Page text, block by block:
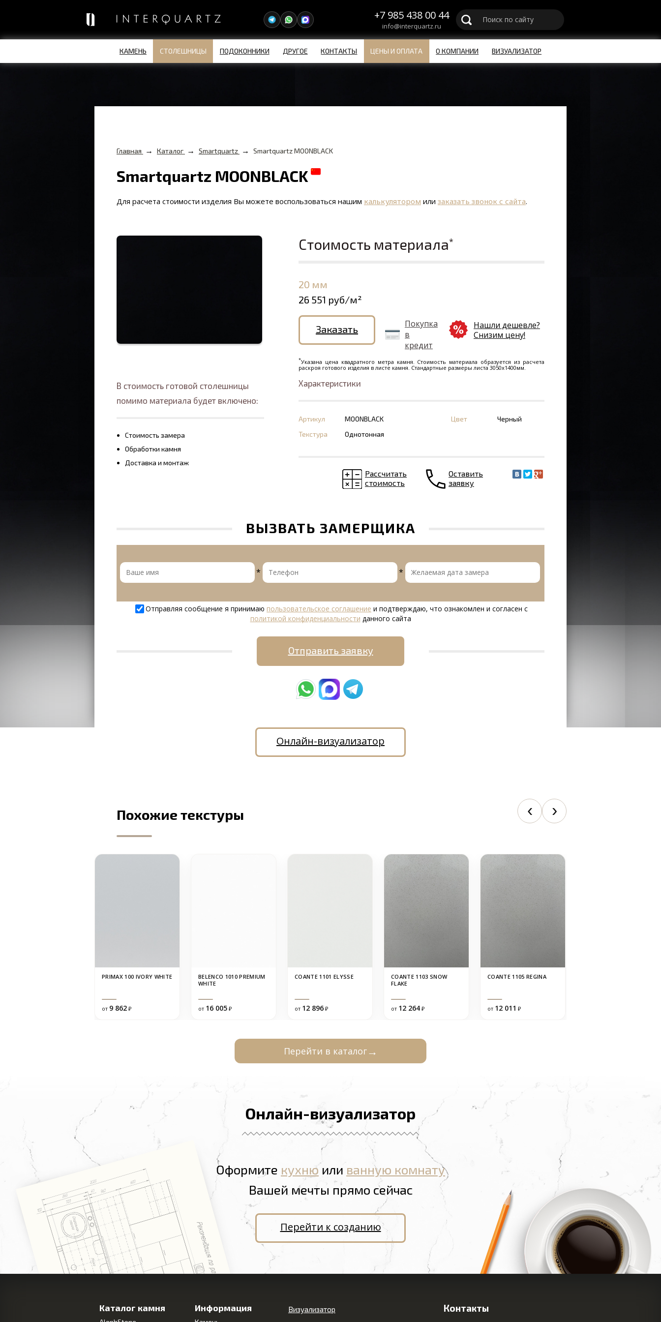
+7 985 438 00 44
info@interquartz.ru
КАМЕНЬ СТОЛЕШНИЦЫ ПОДОКОННИКИ ДРУГОЕ КОНТАКТЫ ЦЕНЫ И ОПЛАТА О КОМПАНИИ ВИЗУАЛИЗАТОР
Главная → Каталог → Smartquartz → Smartquartz MOONBLACK
Smartquartz MOONBLACK
Для расчета стоимости изделия Вы можете воспользоваться нашим калькулятором или заказать звонок с сайта.
В стоимость готовой столешницы
помимо материала будет включено:
Стоимость замера
Обработки камня
Доставка и монтаж
Стоимость материала*
20 мм
26 551 руб/м²
Заказать
Покупка
в
кредит
Нашли дешевле?
Снизим цену!
*Указана цена квадратного метра камня. Стоимость материала образуется из расчета
раскроя готового изделия в листе камня. Стандартные размеры листа 3050х1400мм.
Характеристики
Артикул MOONBLACK Цвет
Черный
Текстура
Однотонная
Рассчитать
стоимость
Оставить
заявку
ВЫЗВАТЬ ЗАМЕРЩИКА
* *
Отправляя сообщение я принимаю пользовательское соглашение и подтверждаю, что ознакомлен и согласен с
политикой конфиденциальности данного сайта
Отправить заявку
Онлайн-визуализатор
Похожие текстуры
PRIMAX 100 IVORY WHITE
от 9 862 ₽
BELENCO 1010 PREMIUM
WHITE
от 16 005 ₽
COANTE 1101 ELYSSE
от 12 896 ₽
COANTE 1103 SNOW
FLAKE
от 12 264 ₽
COANTE 1105 REGINA
от 12 011 ₽
Перейти в каталог
Онлайн-визуализатор
Оформите кухню или ванную комнату
Вашей мечты прямо сейчас
Перейти к созданию
Каталог камня Информация
Визуализатор
Контакты